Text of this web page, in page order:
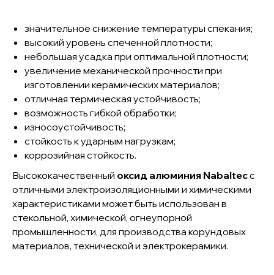
значительное снижение температуры спекания;
высокий уровень спеченной плотности;
небольшая усадка при оптимальной плотности;
увеличение механической прочности при
изготовлении керамических материалов;
отличная термическая устойчивость;
возможность гибкой обработки;
износоустойчивость;
стойкость к ударным нагрузкам;
коррозийная стойкость.
Высококачественный оксид алюминия Nabaltecс
отличными электроизоляционными и химическими
характеристиками может быть использован в
стекольной, химической, огнеупорной
промышленности, для производства корундовых
материалов, технической и электрокерамики.
INFO@MICROINTECH.RU
Продукция
Политика конфиденциальности
623412, г. Каменск-Уральский,
ул. Заводская, 5б
454081, г. Челябинск, ул. Героев
Танкограда, 71п
Отраслевые решения
Политика в области качества